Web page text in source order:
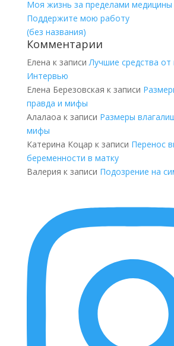
Моя жизнь за пределами медицины
Поддержите мою работу
(без названия)
Комментарии
Елена к записиЛучшие средства
Интервью
Елена Березовская к записи
правда и мифы
Алалаоа к записи Размеры
мифы
Катерина Коцар к записи Перенос
беременности в матку
Валерия к записи Подозрение на